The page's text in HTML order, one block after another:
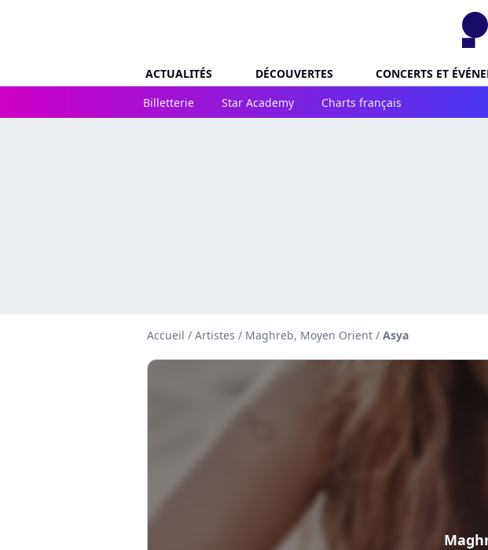
ACTUALITÉS DÉCOUVERTES CONCERTS ET
Billetterie
Star Academy Charts français
Accueil / Artistes / Maghreb, Moyen Orient / Asya